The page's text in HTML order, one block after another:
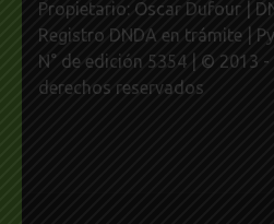
Propietario: Oscar Dufour |
Registro DNDA en trámite |
N° de edición 5354 | © 2013
derechos reservados